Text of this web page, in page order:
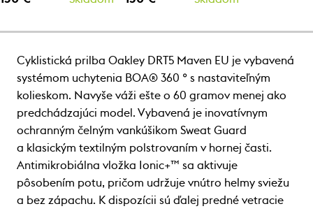
Cyklistická prilba Oakley DRT5 Maven EU je vybavená
systémom uchytenia BOA® 360 ° s nastaviteľným
kolieskom. Navyše váži ešte o 60 gramov menej ako
predchádzajúci model. Vybavená je inovatívnym
ochranným čelným vankúšikom Sweat Guard
a klasickým textilným polstrovaním v hornej časti.
Antimikrobiálna vložka Ionic+™ sa aktivuje
pôsobením potu, pričom udržuje vnútro helmy sviežu
a bez zápachu. K dispozícii sú ďalej predné vetracie